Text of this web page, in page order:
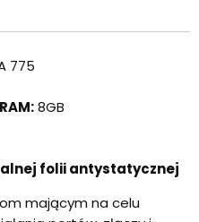
775
8GB
folii antystatycznej
mającym na celu